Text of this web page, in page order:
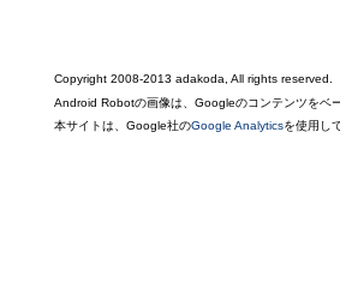
Copyright 2008-2013 adakoda, All rights reserved.
Android Robotの画像は、Googleのコンテンツをベ
本サイトは、Google社のGoogle Analyticsを使用し